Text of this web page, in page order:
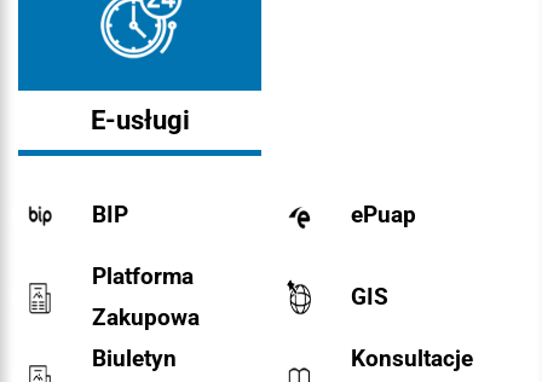
E-usługi
BIP ePuap
Platforma
Zakupowa
GIS
Biuletyn
Konsultacje